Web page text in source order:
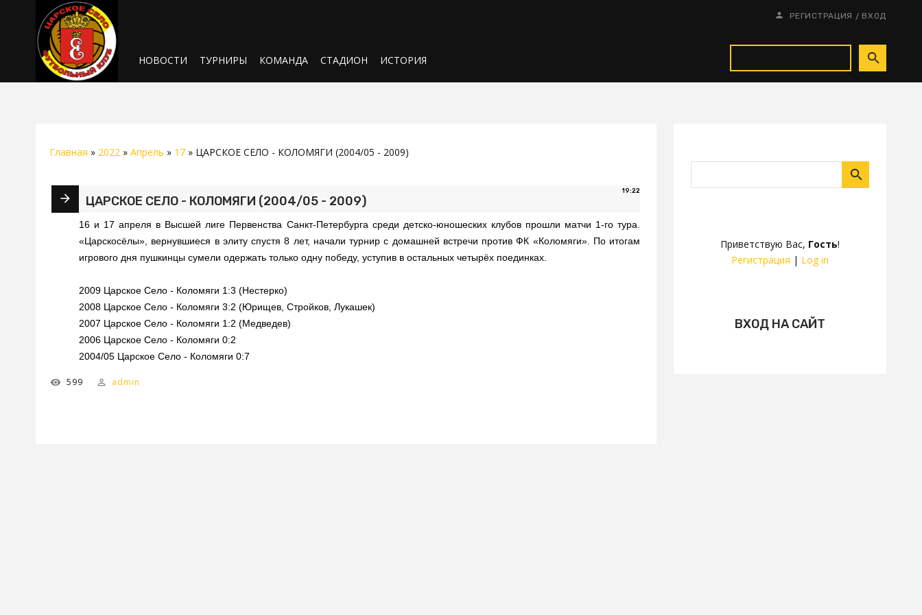
РЕГИСТРАЦИЯ / ВХОД
НОВОСТИ ТУРНИРЫ КОМАНДА СТАДИОН ИСТОРИЯ
Приветствую Вас, Гость!
Регистрация | Log in
ВХОД НА САЙТ
Главная » 2022 » Апрель » 17 » ЦАРСКОЕ СЕЛО - КОЛОМЯГИ (2004/05 - 2009)
19:22
ЦАРСКОЕ СЕЛО - КОЛОМЯГИ (2004/05 - 2009)
16 и 17 апреля в Высшей лиге Первенства Санкт-Петербурга среди детско-юношеских клубов прошли матчи 1-го тура.
«Царскосёлы», вернувшиеся в элиту спустя 8 лет, начали турнир с домашней встречи против ФК «Коломяги». По итогам
игрового дня пушкинцы сумели одержать только одну победу, уступив в остальных четырёх поединках.
2009 Царское Село - Коломяги 1:3 (Нестерко)
2008 Царское Село - Коломяги 3:2 (Юрищев, Стройков, Лукашек)
2007 Царское Село - Коломяги 1:2 (Медведев)
2006 Царское Село - Коломяги 0:2
2004/05 Царское Село - Коломяги 0:7
599 admin